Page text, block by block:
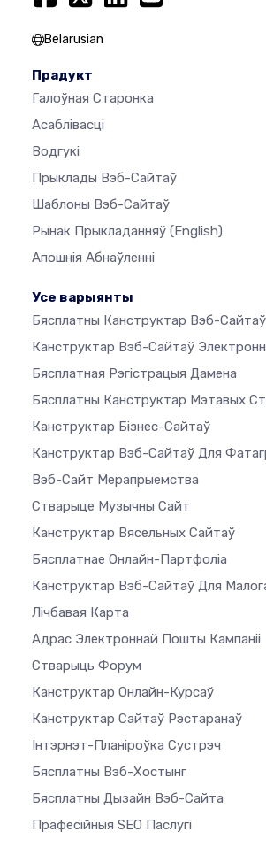
Belarusian
Прадукт
Галоўная Старонка
Асаблівасці
Водгукі
Прыклады Вэб-Сайтаў
Шаблоны Вэб-Сайтаў
Рынак Прыкладанняў (English)
Апошнія Абнаўленні
Усе варыянты
Бясплатны Канструктар Вэб-Сайтаў
Канструктар Вэб-Сайтаў
Бясплатная Рэгістрацыя Дамена
Бясплатны Канструктар Мэтавых
Канструктар Бізнес-Сайтаў
Канструктар Вэб-Сайтаў Для
Вэб-Сайт Мерапрыемства
Стварыце Музычны Сайт
Канструктар Вясельных Сайтаў
Бясплатнае Онлайн-Партфоліа
Канструктар Вэб-Сайтаў Для
Лічбавая Карта
Адрас Электроннай Пошты Кампаніі
Стварыць Форум
Канструктар Онлайн-Курсаў
Канструктар Сайтаў Рэстаранаў
Інтэрнэт-Планіроўка Сустрэч
Бясплатны Вэб-Хостынг
Бясплатны Дызайн Вэб-Сайта
Прафесійныя SEO Паслугі